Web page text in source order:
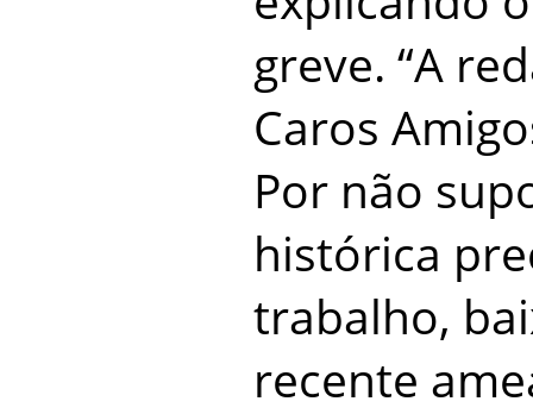
greve. “A
Caros
Por não
histórica
trabalho,
recente